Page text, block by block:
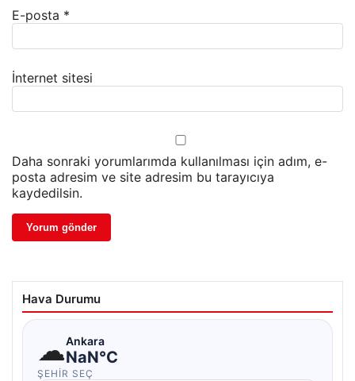
E-posta *
İnternet sitesi
Daha sonraki yorumlarımda kullanılması için adım, e-
posta adresim ve site adresim bu tarayıcıya
kaydedilsin.
Hava Durumu
☁Ankara
NaN°C
ŞEHIR SEÇ